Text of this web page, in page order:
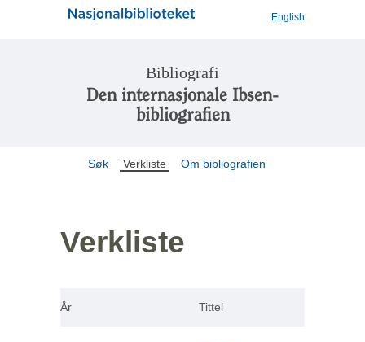
English
Bibliografi
Den internasjonale Ibsen-
bibliografien
Søk Verkliste Om bibliografien
Verkliste
År Tittel